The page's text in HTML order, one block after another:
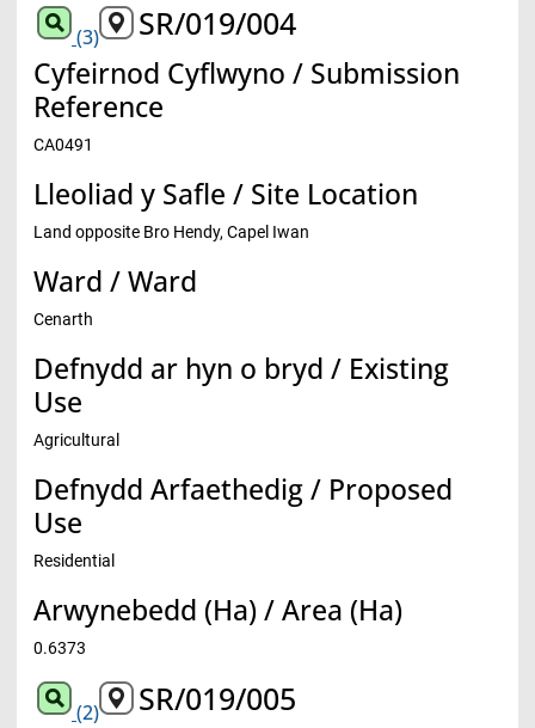
(3) SR/019/004
Cyfeirnod Cyflwyno / Submission
Reference
CA0491
Lleoliad y Safle / Site Location
Land opposite Bro Hendy, Capel Iwan
Ward / Ward
Cenarth
Defnydd ar hyn o bryd / Existing
Use
Agricultural
Defnydd Arfaethedig / Proposed
Use
Residential
Arwynebedd (Ha) / Area (Ha)
0.6373
(2) SR/019/005